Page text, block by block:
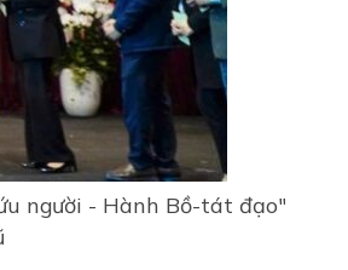
người - Hành Bồ-tát đạo"